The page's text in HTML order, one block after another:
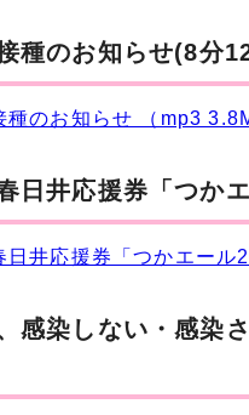
種のお知らせ(8分
のお知らせ （mp3
日井応援券「つか
日井応援券「つかエール
感染しない・感染